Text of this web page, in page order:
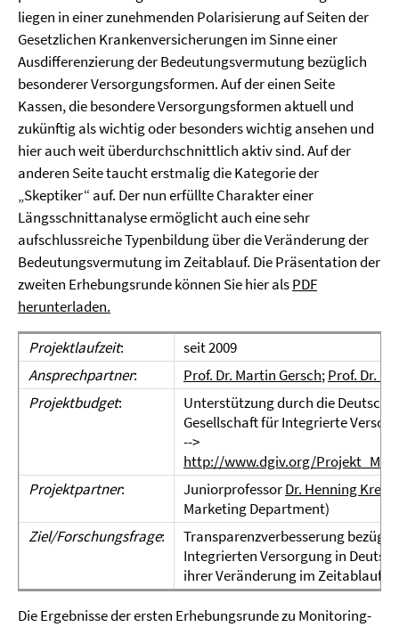
liegen in einer zunehmenden Polarisierung auf Seiten der
Gesetzlichen Krankenversicherungen im Sinne einer
Ausdifferenzierung der Bedeutungsvermutung bezüglich
besonderer Versorgungsformen. Auf der einen Seite
Kassen, die besondere Versorgungsformen aktuell und
zukünftig als wichtig oder besonders wichtig ansehen und
hier auch weit überdurchschnittlich aktiv sind. Auf der
anderen Seite taucht erstmalig die Kategorie der
„Skeptiker“ auf. Der nun erfüllte Charakter einer
Längsschnittanalyse ermöglicht auch eine sehr
aufschlussreiche Typenbildung über die Veränderung der
Bedeutungsvermutung im Zeitablauf. Die Präsentation der
zweiten Erhebungsrunde können Sie hier alsPDF
herunterladen.
Projektlaufzeit:
seit 2009
Ansprechpartner: Prof. Dr. Martin Gersch;Prof. Dr.
Projektbudget:
Unterstützung durch die Deutsche
Gesellschaft für Integrierte
-->
http://www.dgiv.org/
Projektpartner: JuniorprofessorDr. Henning Kreis
Marketing Department)
Ziel/Forschungsfrage:
Transparenzverbesserung
Integrierten Versorgung in
ihrer Veränderung im Zeitablauf
Die Ergebnisse der ersten Erhebungsrunde zu Monitoring-